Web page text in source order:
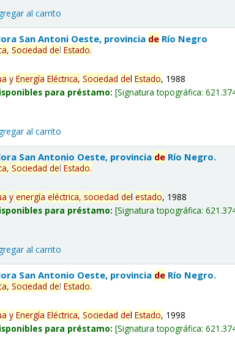
al carrito
San Antoni Oeste, provincia de Río Negro
Sociedad delEstado.
y Energía Eléctrica, Sociedad delEstado, 1988
para préstamo: Signatura topográfica:
al carrito
San Antonio Oeste, provincia de Río Negro.
Sociedad delEstado.
y energía eléctrica, sociedad delestado, 1988
para préstamo: Signatura topográfica:
al carrito
San Antonio Oeste, provincia de Río Negro.
Sociedad delEstado.
y Energía Eléctrica, Sociedad delEstado, 1998
para préstamo: Signatura topográfica: